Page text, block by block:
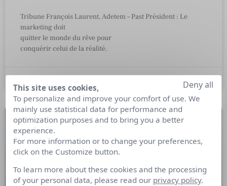
Tribune François Laurent, Adetem – Past Président : Le
marketing doit
quitter le monde du rêve pour
conquérir celui de la réalité.
This site uses cookies,
To personalize and improve your comfort of use. We
mainly use statistical data for performance and
optimization purposes and to bring you a better
experience.
For more information or to change your preferences,
click on the Customize button.
To learn more about these cookies and the processing
of your personal data, please read our privacy policy.
Deny all